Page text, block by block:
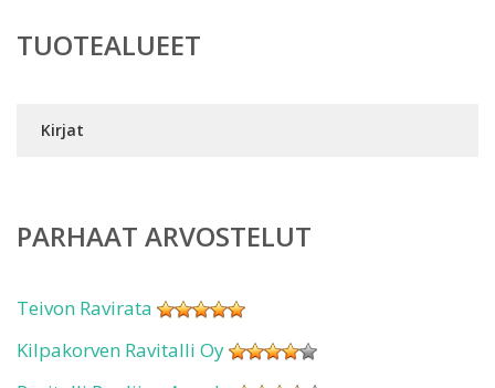
TUOTEALUEET
Kirjat
PARHAAT ARVOSTELUT
Teivon Ravirata
Kilpakorven Ravitalli Oy